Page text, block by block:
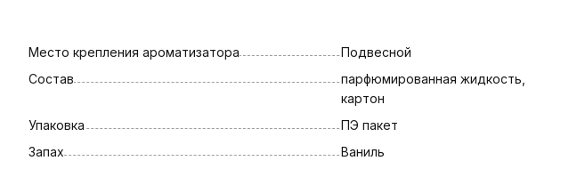
Место крепления ароматизатора
Подвесной
Состав
парфюмированная жидкость,
картон
Упаковка
ПЭ пакет
Запах
Ваниль